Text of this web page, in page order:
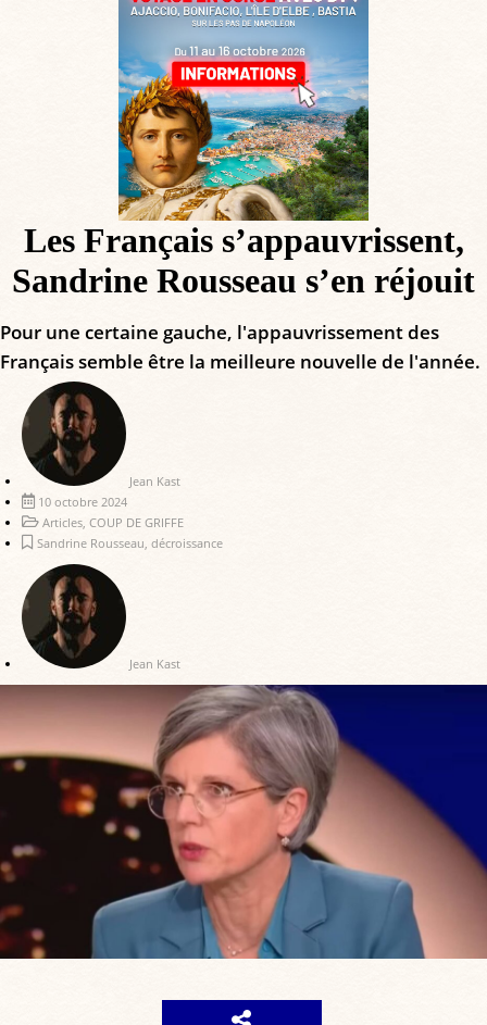
Les Français s’appauvrissent,
Sandrine Rousseau s’en réjouit
Pour une certaine gauche, l'appauvrissement des
Français semble être la meilleure nouvelle de l'année.
Jean Kast
10 octobre 2024
Articles, COUP DE GRIFFE
Sandrine Rousseau, décroissance
Jean Kast